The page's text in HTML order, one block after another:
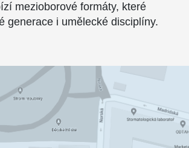
mezioborové formáty, které
generace i umělecké disciplíny.